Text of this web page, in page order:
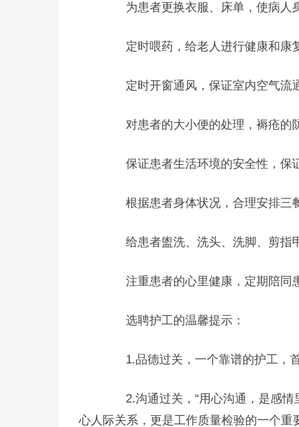
为患者更换衣服、床单，使病人
定时喂药，给老人进行健康和康
定时开窗通风，保证室内空气流
对患者的大小便的处理，褥疮的
保证患者生活环境的安全性，保
根据患者身体状况，合理安排三
给患者盥洗、洗头、洗脚、剪指
注重患者的心里健康，定期陪同
选聘护工的温馨提示：
1.品德过关，一个靠谱的护工，首
2.沟通过关，“用心沟通，是感情
心人际关系，更是工作质量检验的一个